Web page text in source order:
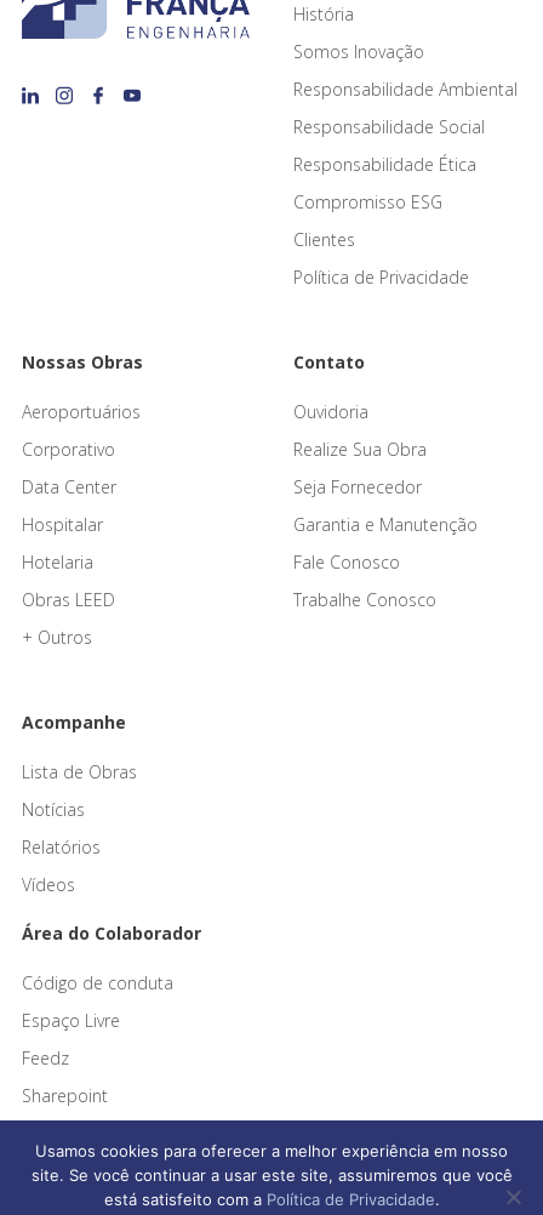
História
Somos Inovação
Responsabilidade Ambiental
Responsabilidade Social
Responsabilidade Ética
Compromisso ESG
Clientes
Política de Privacidade
Nossas Obras
Aeroportuários
Corporativo
Data Center
Hospitalar
Hotelaria
Obras LEED
+ Outros
Contato
Ouvidoria
Realize Sua Obra
Seja Fornecedor
Garantia e Manutenção
Fale Conosco
Trabalhe Conosco
Acompanhe
Lista de Obras
Notícias
Relatórios
Vídeos
Área do Colaborador
Código de conduta
Espaço Livre
Feedz
Sharepoint
Usamos cookies para oferecer a melhor experiência em nosso
site. Se você continuar a usar este site, assumiremos que você
está satisfeito com a Política de Privacidade.